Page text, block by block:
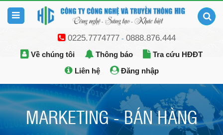
0225.7774777- 0888.876.444
Về chúng tôi Thông báo
Tra cứu HĐĐT
Liên hệ
Đăng nhập
MARKETING - BÁN HÀNG